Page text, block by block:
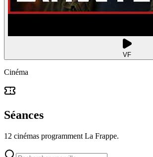
VF
Cinéma
Séances
12 cinémas programment La Frappe.